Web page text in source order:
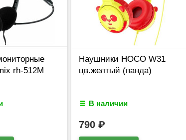
rh-512M
Наушники HOCO W31
цв.желтый (панда)
В наличии
790 ₽